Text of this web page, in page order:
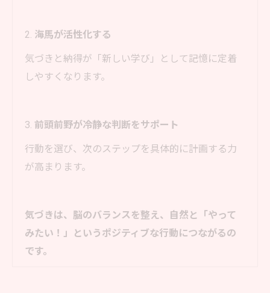
2. 海馬が活性化する
気づきと納得が「新しい学び」として記憶に定着
しやすくなります。
3. 前頭前野が冷静な判断をサポート
行動を選び、次のステップを具体的に計画する力
が高まります。
気づきは、脳のバランスを整え、自然と「やって
みたい！」というポジティブな行動につながるの
です。